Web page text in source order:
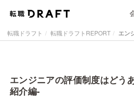
転職ドラフト 転職ドラフトREPORT エン
エンジニアの評価制度はどう
紹介編-